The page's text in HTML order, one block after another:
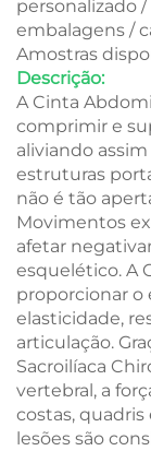
personalizado
embalagens /
Amostras
Descrição:
A Cinta
comprimir e
aliviando
estruturas
não é tão
Movimentos
afetar
esquelético. A
proporcionar o
elasticidade,
articulação.
Sacroilíaca
vertebral, a
costas, quadris
lesões são